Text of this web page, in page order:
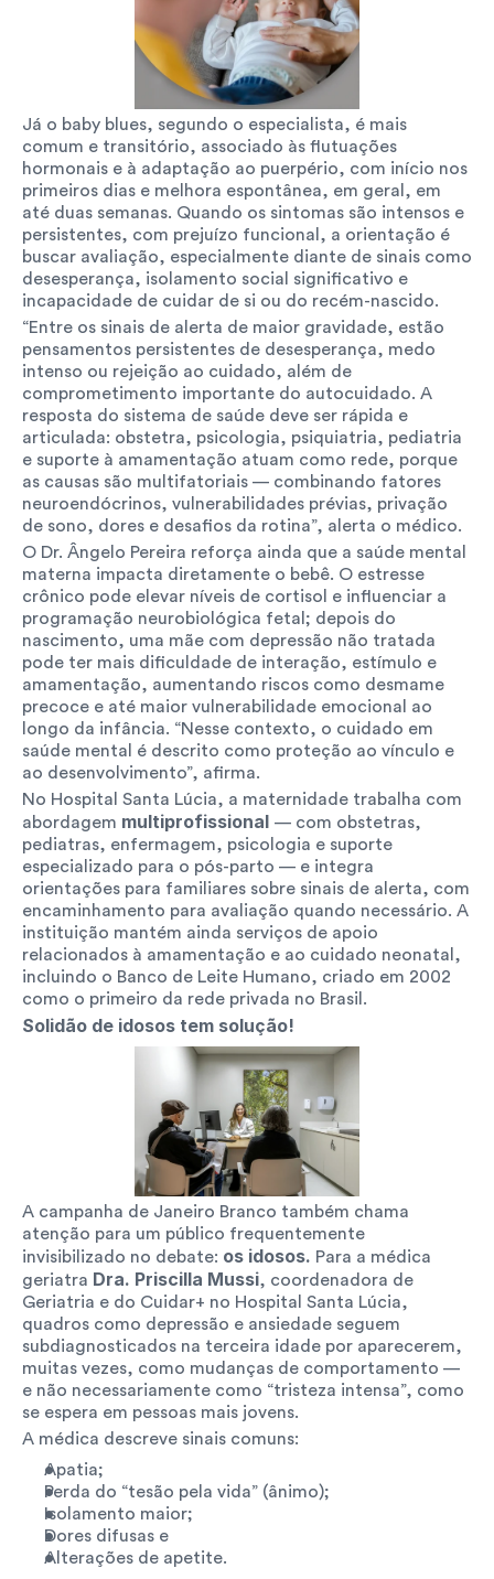
Já o baby blues, segundo o especialista, é mais
comum e transitório, associado às flutuações
hormonais e à adaptação ao puerpério, com início nos
primeiros dias e melhora espontânea, em geral, em
até duas semanas. Quando os sintomas são intensos e
persistentes, com prejuízo funcional, a orientação é
buscar avaliação, especialmente diante de sinais como
desesperança, isolamento social significativo e
incapacidade de cuidar de si ou do recém-nascido.
“Entre os sinais de alerta de maior gravidade, estão
pensamentos persistentes de desesperança, medo
intenso ou rejeição ao cuidado, além de
comprometimento importante do autocuidado. A
resposta do sistema de saúde deve ser rápida e
articulada: obstetra, psicologia, psiquiatria, pediatria
e suporte à amamentação atuam como rede, porque
as causas são multifatoriais — combinando fatores
neuroendócrinos, vulnerabilidades prévias, privação
de sono, dores e desafios da rotina”, alerta o médico.
O Dr. Ângelo Pereira reforça ainda que a saúde mental
materna impacta diretamente o bebê. O estresse
crônico pode elevar níveis de cortisol e influenciar a
programação neurobiológica fetal; depois do
nascimento, uma mãe com depressão não tratada
pode ter mais dificuldade de interação, estímulo e
amamentação, aumentando riscos como desmame
precoce e até maior vulnerabilidade emocional ao
longo da infância. “Nesse contexto, o cuidado em
saúde mental é descrito como proteção ao vínculo e
ao desenvolvimento”, afirma.
No Hospital Santa Lúcia, a maternidade trabalha com
abordagem multiprofissional — com obstetras,
pediatras, enfermagem, psicologia e suporte
especializado para o pós-parto — e integra
orientações para familiares sobre sinais de alerta, com
encaminhamento para avaliação quando necessário. A
instituição mantém ainda serviços de apoio
relacionados à amamentação e ao cuidado neonatal,
incluindo o Banco de Leite Humano, criado em 2002
como o primeiro da rede privada no Brasil.
Solidão de idosos tem solução!
A campanha de Janeiro Branco também chama
atenção para um público frequentemente
invisibilizado no debate: os idosos. Para a médica
geriatra Dra. Priscilla Mussi, coordenadora de
Geriatria e do Cuidar+ no Hospital Santa Lúcia,
quadros como depressão e ansiedade seguem
subdiagnosticados na terceira idade por aparecerem,
muitas vezes, como mudanças de comportamento —
e não necessariamente como “tristeza intensa”, como
se espera em pessoas mais jovens.
A médica descreve sinais comuns:
Apatia;
Perda do “tesão pela vida” (ânimo);
Isolamento maior;
Dores difusas e
Alterações de apetite.